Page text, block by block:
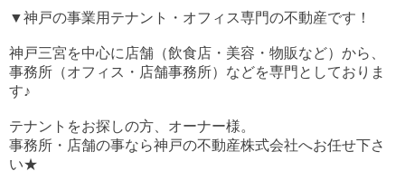
▼神戸の事業用テナント・オフィス専門の不動産です！
神戸三宮を中心に店舗（飲食店・美容・物販など）から、
事務所（オフィス・店舗事務所）などを専門としておりま
す♪
テナントをお探しの方、オーナー様。
事務所・店舗の事なら神戸の不動産株式会社へお任せ下さ
い★